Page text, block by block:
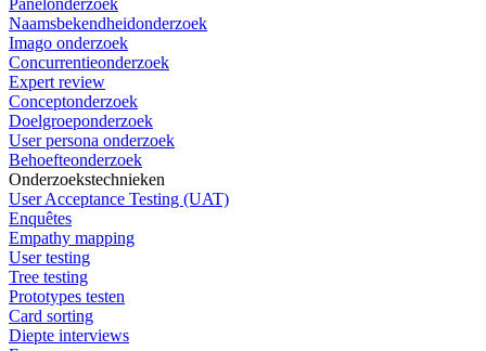
Panelonderzoek
Naamsbekendheidonderzoek
Imago onderzoek
Concurrentieonderzoek
Expert review
Conceptonderzoek
Doelgroeponderzoek
User persona onderzoek
Behoefteonderzoek
Onderzoekstechnieken
User Acceptance Testing (UAT)
Enquêtes
Empathy mapping
User testing
Tree testing
Prototypes testen
Card sorting
Diepte interviews